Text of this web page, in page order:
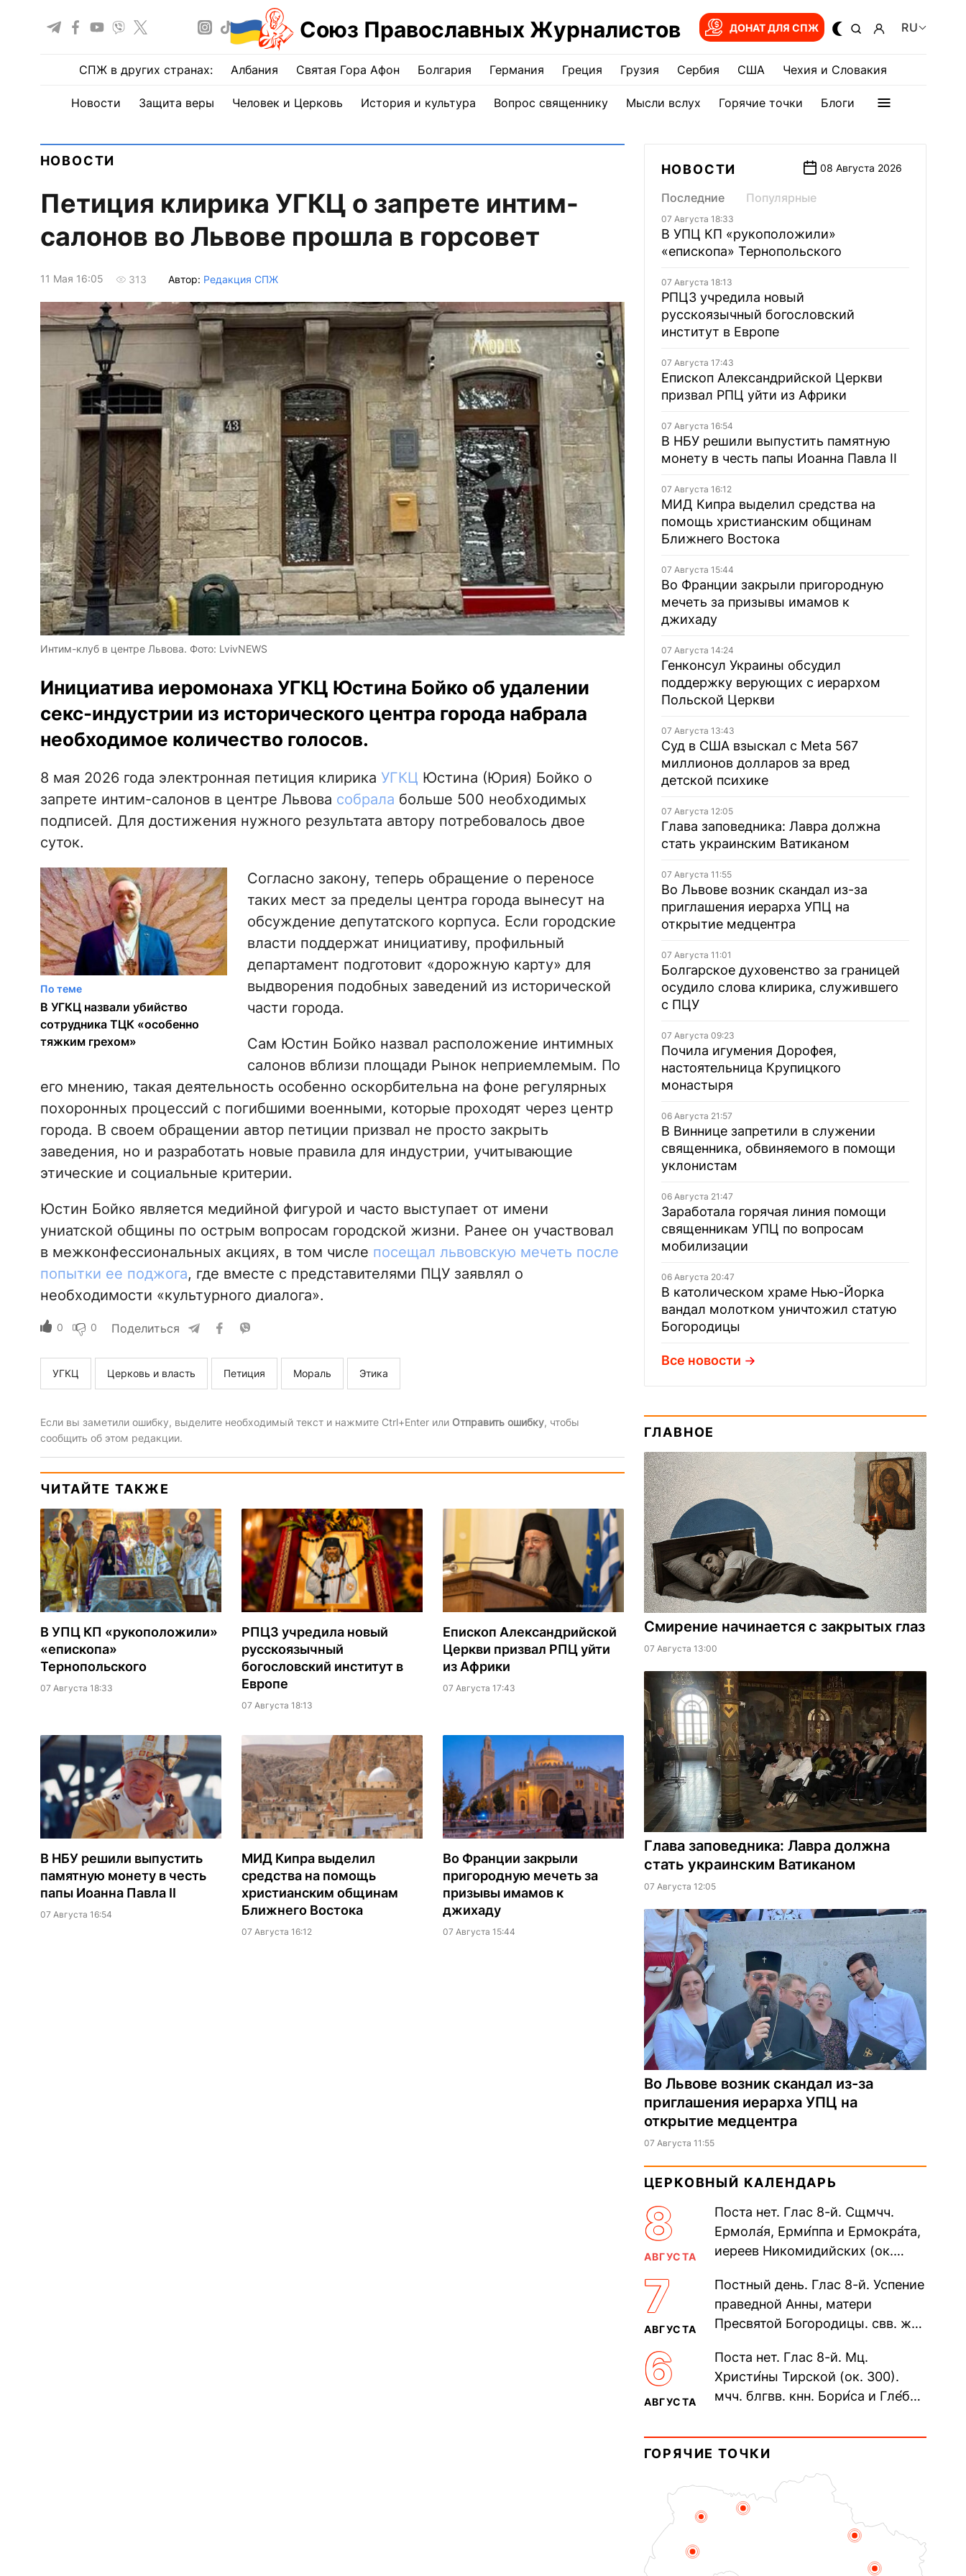
Союз Православных Журналистов ДОНАТ ДЛЯ СПЖ RU
СПЖ в других странах: Албания Святая Гора Афон Болгария Германия Греция Грузия Сербия США Чехия и Словакия
Новости Защита веры Человек и Церковь История и культура Вопрос священнику Мысли вслух Горячие точки Блоги
НОВОСТИ
Петиция клирика УГКЦ о запрете интим-
салонов во Львове прошла в горсовет
11 Мая 16:05 313 Автор: Редакция СПЖ
Интим-клуб в центре Львова. Фото: LvivNEWS
Инициатива иеромонаха УГКЦ Юстина Бойко об удалении
секс-индустрии из исторического центра города набрала
необходимое количество голосов.
8 мая 2026 года электронная петиция клирика УГКЦ Юстина (Юрия) Бойко о
запрете интим-салонов в центре Львова собрала больше 500 необходимых
подписей. Для достижения нужного результата автору потребовалось двое
суток.
По теме
В УГКЦ назвали убийство
сотрудника ТЦК «особенно
тяжким грехом»
Согласно закону, теперь обращение о переносе
таких мест за пределы центра города вынесут на
обсуждение депутатского корпуса. Если городские
власти поддержат инициативу, профильный
департамент подготовит «дорожную карту» для
выдворения подобных заведений из исторической
части города.
Сам Юстин Бойко назвал расположение интимных
салонов вблизи площади Рынок неприемлемым. По
его мнению, такая деятельность особенно оскорбительна на фоне регулярных
похоронных процессий с погибшими военными, которые проходят через центр
города. В своем обращении автор петиции призвал не просто закрыть
заведения, но и разработать новые правила для индустрии, учитывающие
этические и социальные критерии.
Юстин Бойко является медийной фигурой и часто выступает от имени
униатской общины по острым вопросам городской жизни. Ранее он участвовал
в межконфессиональных акциях, в том числе посещал львовскую мечеть после
попытки ее поджога, где вместе с представителями ПЦУ заявлял о
необходимости «культурного диалога».
0 0 Поделиться
УГКЦ Церковь и власть Петиция Мораль Этика
Если вы заметили ошибку, выделите необходимый текст и нажмите Ctrl+Enter или Отправить ошибку, чтобы
сообщить об этом редакции.
ЧИТАЙТЕ ТАКЖЕ
В УПЦ КП «рукоположили»
«епископа»
Тернопольского
07 Августа 18:33
РПЦЗ учредила новый
русскоязычный
богословский институт в
Европе
07 Августа 18:13
Епископ Александрийской
Церкви призвал РПЦ уйти
из Африки
07 Августа 17:43
В НБУ решили выпустить
памятную монету в честь
папы Иоанна Павла II
07 Августа 16:54
МИД Кипра выделил
средства на помощь
христианским общинам
Ближнего Востока
07 Августа 16:12
Во Франции закрыли
пригородную мечеть за
призывы имамов к
джихаду
07 Августа 15:44
НОВОСТИ 08 Августа 2026
Последние Популярные
07 Августа 18:33
В УПЦ КП «рукоположили»
«епископа» Тернопольского
07 Августа 18:13
РПЦЗ учредила новый
русскоязычный богословский
институт в Европе
07 Августа 17:43
Епископ Александрийской Церкви
призвал РПЦ уйти из Африки
07 Августа 16:54
В НБУ решили выпустить памятную
монету в честь папы Иоанна Павла II
07 Августа 16:12
МИД Кипра выделил средства на
помощь христианским общинам
Ближнего Востока
07 Августа 15:44
Во Франции закрыли пригородную
мечеть за призывы имамов к
джихаду
07 Августа 14:24
Генконсул Украины обсудил
поддержку верующих с иерархом
Польской Церкви
07 Августа 13:43
Суд в США взыскал с Meta 567
миллионов долларов за вред
детской психике
07 Августа 12:05
Глава заповедника: Лавра должна
стать украинским Ватиканом
07 Августа 11:55
Во Львове возник скандал из-за
приглашения иерарха УПЦ на
открытие медцентра
07 Августа 11:01
Болгарское духовенство за границей
осудило слова клирика, служившего
с ПЦУ
07 Августа 09:23
Почила игумения Дорофея,
настоятельница Крупицкого
монастыря
06 Августа 21:57
В Виннице запретили в служении
священника, обвиняемого в помощи
уклонистам
06 Августа 21:47
Заработала горячая линия помощи
священникам УПЦ по вопросам
мобилизации
06 Августа 20:47
В католическом храме Нью-Йорка
вандал молотком уничтожил статую
Богородицы
Все новости
ГЛАВНОЕ
Смирение начинается с закрытых глаз
07 Августа 13:00
Глава заповедника: Лавра должна
стать украинским Ватиканом
07 Августа 12:05
Во Львове возник скандал из-за
приглашения иерарха УПЦ на
открытие медцентра
07 Августа 11:55
ЦЕРКОВНЫЙ КАЛЕНДАРЬ
8
АВГУСТА
Поста нет. Глас 8-й. Сщмчч.
Ермола́я, Ерми́ппа и Ермокра́та,
иереев Никомидийских (ок.
Печерского, в Ближних
пещерах...
7
АВГУСТА
Постный день. Глас 8-й. Успение
праведной Анны, матери
Пресвятой Богородицы. свв. жен
прп. Евпракси́и девы,...
6
АВГУСТА
Поста нет. Глас 8-й. Мц.
Христи́ны Тирской (ок. 300).
мчч. блгвв. кнн. Бори́са и Гле́ба,
Дави́да (1015). Прп....
ГОРЯЧИЕ ТОЧКИ